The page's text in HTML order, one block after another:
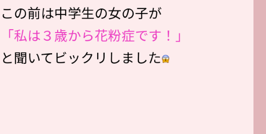
この前は中学生の女の子が
「私は３歳から花粉症です！」
と聞いてビックリしました